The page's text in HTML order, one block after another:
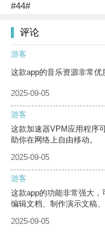
#44#
评论
游客
这款app的音乐资源非常优
2025-09-05
游客
这款加速器VPM应用程序
助你在网络上自由移动。
2025-09-05
游客
这款app的功能非常强大
编辑文档、制作演示文稿
2025-09-05